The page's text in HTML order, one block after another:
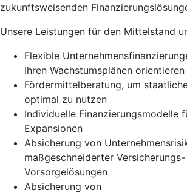
zukunftsweisenden
Unsere Leistungen für den Mittelstand
Flexible
Ihren Wachstumsplänen orientieren
Fördermittelberatung, um
optimal zu nutzen
Individuelle Finanzierungsmodelle
Expansionen
Absicherung von
maßgeschneiderter Versicherungs-
Vorsorgelösungen
Absicherung von